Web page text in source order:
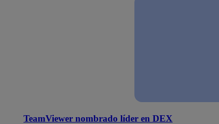
TeamViewer nombrado líder en DEX